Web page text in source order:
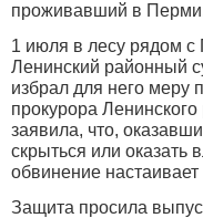
проживавший в
1 июля в лесу рядом
Ленинский районный
избрал для него меру
прокурора
заявила, что,
скрыться или оказать
обвинение настаивает
Защита просила